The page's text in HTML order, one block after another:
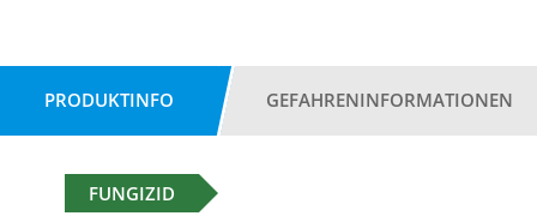
PRODUKTINFO GEFAHRENINFORMATIONEN
FUNGIZID